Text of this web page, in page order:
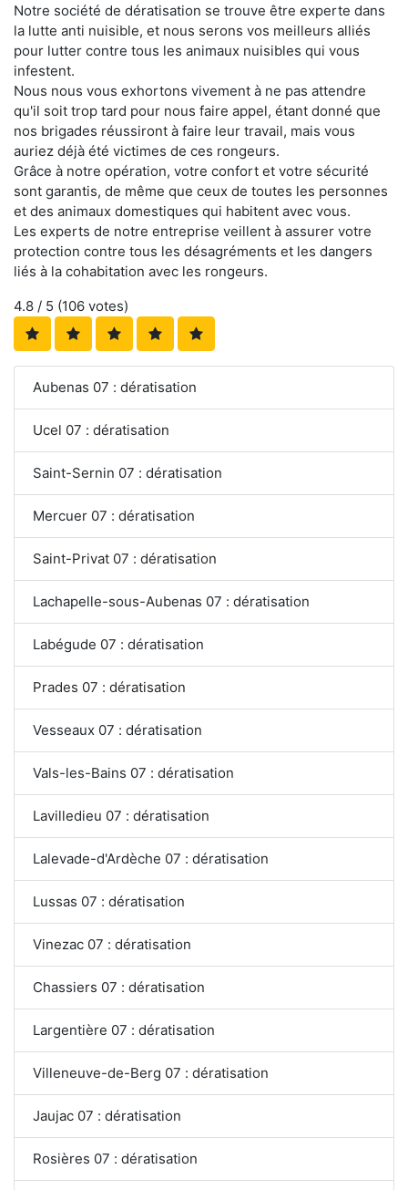
Notre société de dératisation se trouve être experte dans
la lutte anti nuisible, et nous serons vos meilleurs alliés
pour lutter contre tous les animaux nuisibles qui vous
infestent.
Nous nous vous exhortons vivement à ne pas attendre
qu'il soit trop tard pour nous faire appel, étant donné que
nos brigades réussiront à faire leur travail, mais vous
auriez déjà été victimes de ces rongeurs.
Grâce à notre opération, votre confort et votre sécurité
sont garantis, de même que ceux de toutes les personnes
et des animaux domestiques qui habitent avec vous.
Les experts de notre entreprise veillent à assurer votre
protection contre tous les désagréments et les dangers
liés à la cohabitation avec les rongeurs.
4.8 / 5 (106 votes)
Aubenas 07 : dératisation
Ucel 07 : dératisation
Saint-Sernin 07 : dératisation
Mercuer 07 : dératisation
Saint-Privat 07 : dératisation
Lachapelle-sous-Aubenas 07 : dératisation
Labégude 07 : dératisation
Prades 07 : dératisation
Vesseaux 07 : dératisation
Vals-les-Bains 07 : dératisation
Lavilledieu 07 : dératisation
Lalevade-d'Ardèche 07 : dératisation
Lussas 07 : dératisation
Vinezac 07 : dératisation
Chassiers 07 : dératisation
Largentière 07 : dératisation
Villeneuve-de-Berg 07 : dératisation
Jaujac 07 : dératisation
Rosières 07 : dératisation